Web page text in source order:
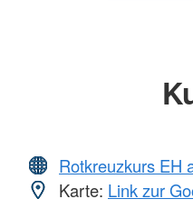
Rotkreuzkurs EH
Karte: Link zur